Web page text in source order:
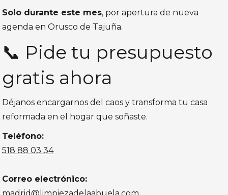
Solo durante este mes, por apertura de nueva
agenda en Orusco de Tajuña.
📞 Pide tu presupuesto
gratis ahora
Déjanos encargarnos del caos y transforma tu casa
reformada en el hogar que soñaste.
Teléfono:
518 88 03 34
Correo electrónico: